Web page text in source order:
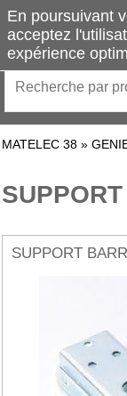
MATELEC 38 »
SUPPORT
En poursuivant
acceptez
expérience